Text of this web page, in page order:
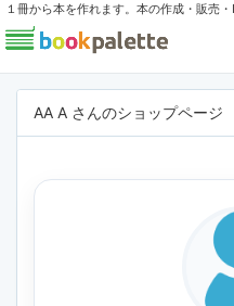
１冊から本を作れます。本の作成・販売
AA A さんのショップページ